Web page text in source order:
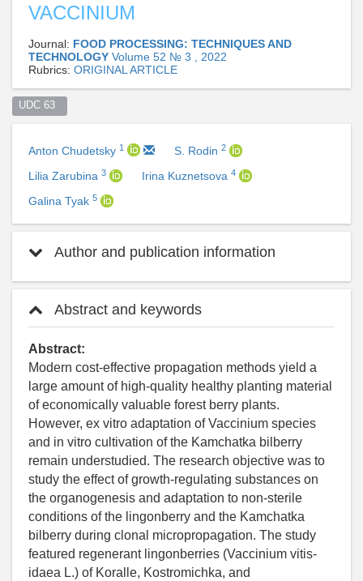
VACCINIUM
Journal: FOOD PROCESSING: TECHNIQUES AND
TECHNOLOGY Volume 52 № 3 , 2022
Rubrics: ORIGINAL ARTICLE
UDC 63
Anton Chudetsky 1 S. Rodin 2
Lilia Zarubina 3 Irina Kuznetsova 4
Galina Tyak 5
Author and publication information
Abstract and keywords
Abstract:
Modern cost-effective propagation methods yield a
large amount of high-quality healthy planting material
of economically valuable forest berry plants.
However, ex vitro adaptation of Vaccinium species
and in vitro cultivation of the Kamchatka bilberry
remain understudied. The research objective was to
study the effect of growth-regulating substances on
the organogenesis and adaptation to non-sterile
conditions of the lingonberry and the Kamchatka
bilberry during clonal micropropagation. The study
featured regenerant lingonberries (Vaccinium vitis-
idaea L.) of Koralle, Kostromichka, and